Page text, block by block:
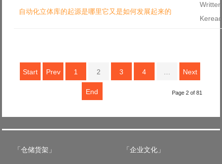
自动化立体库的起源是哪里它又是如何发展起来的
Keread
Start Prev 1 2 3 4 Next
End Page 2 of 81
「仓储货架」 「企业文化」